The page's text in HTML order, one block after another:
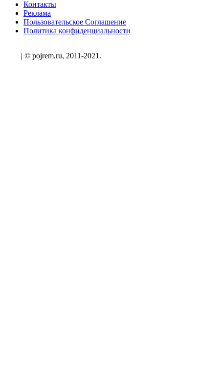
Контакты
Реклама
Пользовательское Соглашение
Политика конфиденциальности
| © pojrem.ru, 2011-2021.